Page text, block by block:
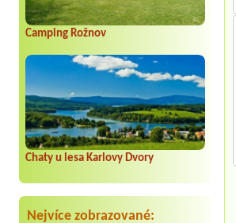
Camping Rožnov
Chaty u lesa Karlovy Dvory
Nejvíce zobrazované: